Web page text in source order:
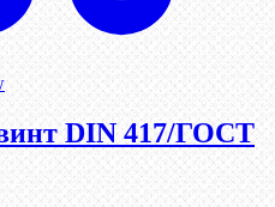
DIN 417/ГОСТ